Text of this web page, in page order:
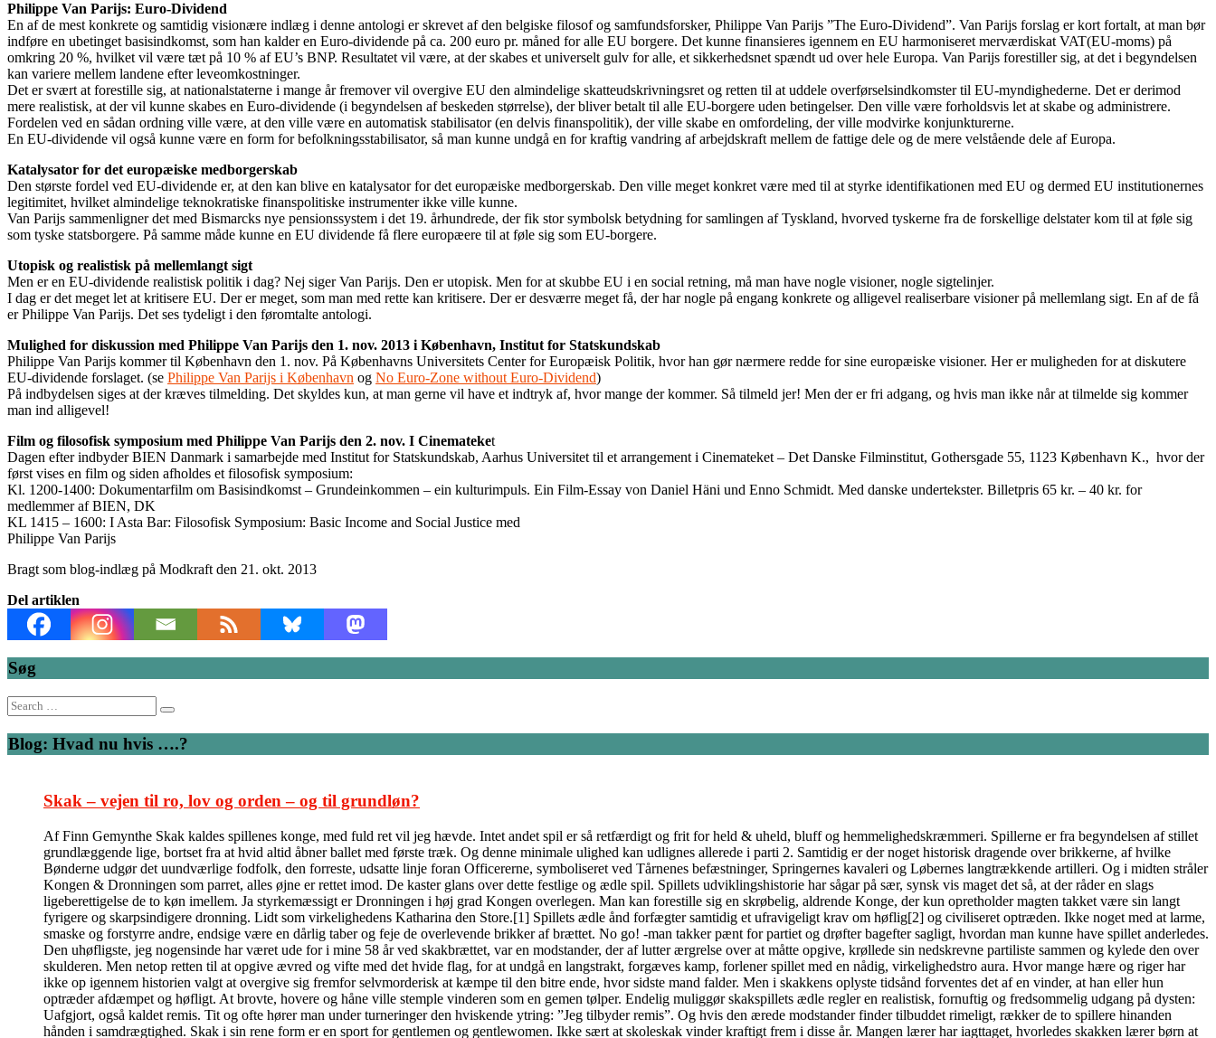
Philippe Van Parijs: Euro-Dividend
En af de mest konkrete og samtidig visionære indlæg i denne antologi er skrevet af den belgiske filosof og samfundsforsker, Philippe Van Parijs ”The Euro-Dividend”. Van Parijs forslag er kort fortalt, at man bør
indføre en ubetinget basisindkomst, som han kalder en Euro-dividende på ca. 200 euro pr. måned for alle EU borgere. Det kunne finansieres igennem en EU harmoniseret merværdiskat VAT(EU-moms) på
omkring 20 %, hvilket vil være tæt på 10 % af EU’s BNP. Resultatet vil være, at der skabes et universelt gulv for alle, et sikkerhedsnet spændt ud over hele Europa. Van Parijs forestiller sig, at det i begyndelsen
kan variere mellem landene efter leveomkostninger.
Det er svært at forestille sig, at nationalstaterne i mange år fremover vil overgive EU den almindelige skatteudskrivningsret og retten til at uddele overførselsindkomster til EU-myndighederne. Det er derimod
mere realistisk, at der vil kunne skabes en Euro-dividende (i begyndelsen af beskeden størrelse), der bliver betalt til alle EU-borgere uden betingelser. Den ville være forholdsvis let at skabe og administrere.
Fordelen ved en sådan ordning ville være, at den ville være en automatisk stabilisator (en delvis finanspolitik), der ville skabe en omfordeling, der ville modvirke konjunkturerne.
En EU-dividende vil også kunne være en form for befolkningsstabilisator, så man kunne undgå en for kraftig vandring af arbejdskraft mellem de fattige dele og de mere velstående dele af Europa.
Katalysator for det europæiske medborgerskab
Den største fordel ved EU-dividende er, at den kan blive en katalysator for det europæiske medborgerskab. Den ville meget konkret være med til at styrke identifikationen med EU og dermed EU institutionernes
legitimitet, hvilket almindelige teknokratiske finanspolitiske instrumenter ikke ville kunne.
Van Parijs sammenligner det med Bismarcks nye pensionssystem i det 19. århundrede, der fik stor symbolsk betydning for samlingen af Tyskland, hvorved tyskerne fra de forskellige delstater kom til at føle sig
som tyske statsborgere. På samme måde kunne en EU dividende få flere europæere til at føle sig som EU-borgere.
Utopisk og realistisk på mellemlangt sigt
Men er en EU-dividende realistisk politik i dag? Nej siger Van Parijs. Den er utopisk. Men for at skubbe EU i en social retning, må man have nogle visioner, nogle sigtelinjer.
I dag er det meget let at kritisere EU. Der er meget, som man med rette kan kritisere. Der er desværre meget få, der har nogle på engang konkrete og alligevel realiserbare visioner på mellemlang sigt. En af de få
er Philippe Van Parijs. Det ses tydeligt i den føromtalte antologi.
Mulighed for diskussion med Philippe Van Parijs den 1. nov. 2013 i København, Institut for Statskundskab
Philippe Van Parijs kommer til København den 1. nov. På Københavns Universitets Center for Europæisk Politik, hvor han gør nærmere redde for sine europæiske visioner. Her er muligheden for at diskutere
EU-dividende forslaget. (se Philippe Van Parijs i København og No Euro-Zone without Euro-Dividend)
På indbydelsen siges at der kræves tilmelding. Det skyldes kun, at man gerne vil have et indtryk af, hvor mange der kommer. Så tilmeld jer! Men der er fri adgang, og hvis man ikke når at tilmelde sig kommer
man ind alligevel!
Film og filosofisk symposium med Philippe Van Parijs den 2. nov. I Cinemateket
Dagen efter indbyder BIEN Danmark i samarbejde med Institut for Statskundskab, Aarhus Universitet til et arrangement i Cinemateket – Det Danske Filminstitut, Gothersgade 55, 1123 København K., hvor der
først vises en film og siden afholdes et filosofisk symposium:
Kl. 1200-1400: Dokumentarfilm om Basisindkomst – Grundeinkommen – ein kulturimpuls. Ein Film-Essay von Daniel Häni und Enno Schmidt. Med danske undertekster. Billetpris 65 kr. – 40 kr. for
medlemmer af BIEN, DK
KL 1415 – 1600: I Asta Bar: Filosofisk Symposium: Basic Income and Social Justice med
Philippe Van Parijs
Bragt som blog-indlæg på Modkraft den 21. okt. 2013
Del artiklen
Søg
Search
for:
Blog: Hvad nu hvis ….?
Skak – vejen til ro, lov og orden – og til grundløn?
Af Finn Gemynthe Skak kaldes spillenes konge, med fuld ret vil jeg hævde. Intet andet spil er så retfærdigt og frit for held & uheld, bluff og hemmelighedskræmmeri. Spillerne er fra begyndelsen af stillet
grundlæggende lige, bortset fra at hvid altid åbner ballet med første træk. Og denne minimale ulighed kan udlignes allerede i parti 2. Samtidig er der noget historisk dragende over brikkerne, af hvilke
Bønderne udgør det uundværlige fodfolk, den forreste, udsatte linje foran Officererne, symboliseret ved Tårnenes befæstninger, Springernes kavaleri og Løbernes langtrækkende artilleri. Og i midten stråler
Kongen & Dronningen som parret, alles øjne er rettet imod. De kaster glans over dette festlige og ædle spil. Spillets udviklingshistorie har sågar på sær, synsk vis maget det så, at der råder en slags
ligeberettigelse de to køn imellem. Ja styrkemæssigt er Dronningen i høj grad Kongen overlegen. Man kan forestille sig en skrøbelig, aldrende Konge, der kun opretholder magten takket være sin langt
fyrigere og skarpsindigere dronning. Lidt som virkelighedens Katharina den Store.[1] Spillets ædle ånd forfægter samtidig et ufravigeligt krav om høflig[2] og civiliseret optræden. Ikke noget med at larme,
smaske og forstyrre andre, endsige være en dårlig taber og feje de overlevende brikker af brættet. No go! -man takker pænt for partiet og drøfter bagefter sagligt, hvordan man kunne have spillet anderledes.
Den uhøfligste, jeg nogensinde har været ude for i mine 58 år ved skakbrættet, var en modstander, der af lutter ærgrelse over at måtte opgive, krøllede sin nedskrevne partiliste sammen og kylede den over
skulderen. Men netop retten til at opgive ævred og vifte med det hvide flag, for at undgå en langstrakt, forgæves kamp, forlener spillet med en nådig, virkelighedstro aura. Hvor mange hære og riger har
ikke op igennem historien valgt at overgive sig fremfor selvmorderisk at kæmpe til den bitre ende, hvor sidste mand falder. Men i skakkens oplyste tidsånd forventes det af en vinder, at han eller hun
optræder afdæmpet og høfligt. At brovte, hovere og håne ville stemple vinderen som en gemen tølper. Endelig muliggør skakspillets ædle regler en realistisk, fornuftig og fredsommelig udgang på dysten:
Uafgjort, også kaldet remis. Tit og ofte hører man under turneringer den hviskende ytring: ”Jeg tilbyder remis”. Og hvis den ærede modstander finder tilbuddet rimeligt, rækker de to spillere hinanden
hånden i samdrægtighed. Skak i sin rene form er en sport for gentlemen og gentlewomen. Ikke sært at skoleskak vinder kraftigt frem i disse år. Mangen lærer har iagttaget, hvorledes skakken lærer børn at